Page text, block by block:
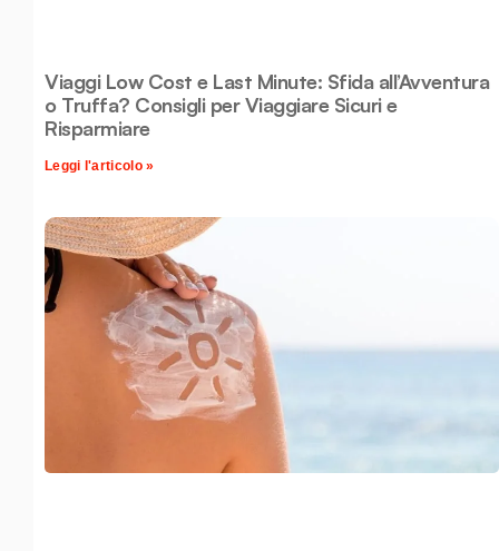
Viaggi Low Cost e Last Minute: Sfida all’Avventura
o Truffa? Consigli per Viaggiare Sicuri e
Risparmiare
Leggi l'articolo »